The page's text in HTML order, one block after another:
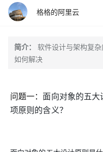
格格的阿里云
简介：
软件设计与架构复
如何解决
问题一： 面向对象的五
项原则的含义？